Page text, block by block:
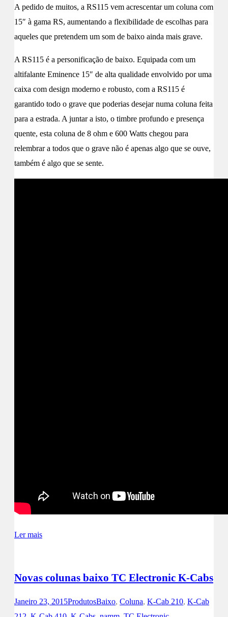
A pedido de muitos, a RS115 vem acrescentar um coluna com
15″ à gama RS, aumentando a flexibilidade de escolhas para
aqueles que pretendem um som de baixo ainda mais grave.
A RS115 é a personificação de baixo. Equipada com um
altifalante Eminence 15″ de alta qualidade envolvido por uma
caixa com design moderno e robusto, com a RS115 é
garantido todo o grave que poderias desejar numa coluna feita
para a estrada. A juntar a isto, o timbre profundo e presença
quente, esta coluna de 8 ohm e 600 Watts chegou para
relembrar a todos que o grave não é apenas algo que se ouve,
também é algo que se sente.
Ler mais
Novas colunas baixo TC Electronic K-Cabs
Janeiro 23, 2015ProdutosBaixo, Coluna, K-Cab 210, K-Cab